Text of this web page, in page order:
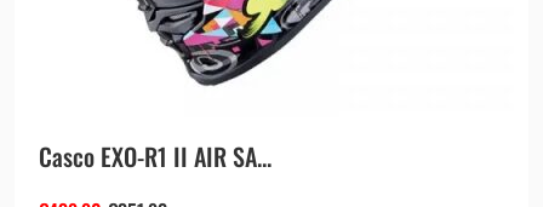
Casco EXO-R1 II AIR SA...